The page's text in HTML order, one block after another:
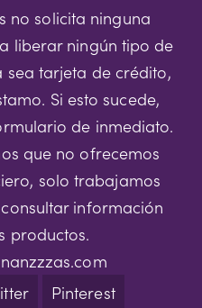
no solicita ninguna
liberar ningún tipo de
tarjeta de crédito,
Si esto sucede,
de inmediato.
que no ofrecemos
solo trabajamos
información
productos.
Pinterest